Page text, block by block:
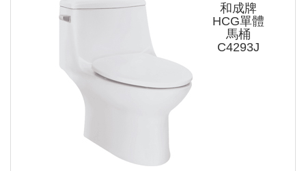
和成牌
HCG單體
馬桶
C4293J